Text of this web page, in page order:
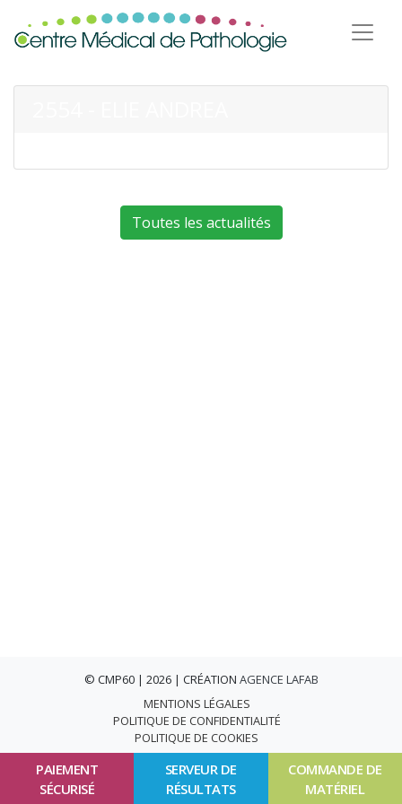
PAIEMENT
SÉCURISÉ
SERVEUR DE
RÉSULTATS
COMMANDE DE
MATÉRIEL
Toutes les actualités
© CMP60 | 2026 | CRÉATION AGENCE LAFAB
MENTIONS LÉGALES
POLITIQUE DE CONFIDENTIALITÉ
POLITIQUE DE COOKIES